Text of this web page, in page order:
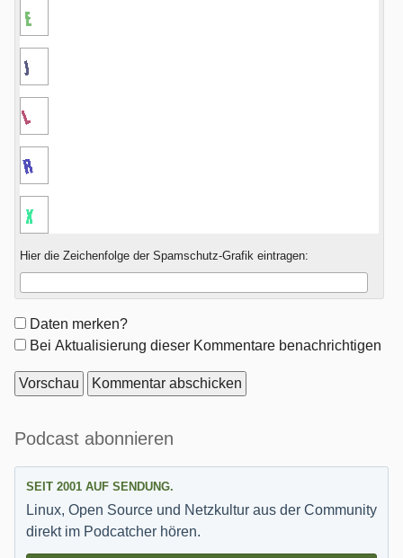
Hier die Zeichenfolge der Spamschutz-Grafik eintragen:
Formular-
Optionen
Daten merken?
Bei Aktualisierung dieser Kommentare benachrichtigen
Seitenleiste
Podcast abonnieren
SEIT 2001 AUF SENDUNG.
Linux, Open Source und Netzkultur aus der Community
direkt im Podcatcher hören.